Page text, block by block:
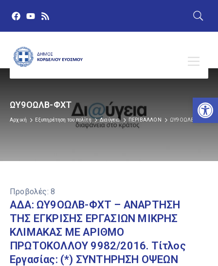
ΩΥ9ΟΩΛΒ-ΦΧΤ
Αρχική Εξυπηρέτηση του πολίτη Διαύγεια ΠΕΡΙΒΑΛΛΟΝ ΩΥ9ΟΩΛΒ-ΦΧΤ
Προβολές: 8
ΑΔΑ: ΩΥ9ΟΩΛΒ-ΦΧΤ – ΑΝΑΡΤΗΣΗ
ΤΗΣ ΕΓΚΡΙΣΗΣ ΕΡΓΑΣΙΩΝ ΜΙΚΡΗΣ
ΚΛΙΜΑΚΑΣ ΜΕ ΑΡΙΘΜΟ
ΠΡΩΤΟΚΟΛΛΟΥ 9982/2016. Τίτλος
Εργασίας: (*) ΣΥΝΤΗΡΗΣΗ ΟΨΕΩΝ